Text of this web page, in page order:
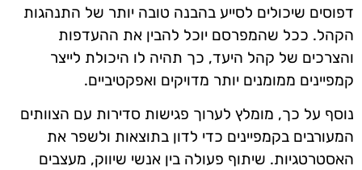
דפוסים שיכולים לסייע בהבנה טובה יותר של התנהגות
הקהל. ככל שהמפרסם יוכל להבין את ההעדפות
והצרכים של קהל היעד, כך תהיה לו היכולת לייצר
קמפיינים ממומנים יותר מדויקים ואפקטיביים.
נוסף על כך, מומלץ לערוך פגישות סדירות עם הצוותים
המעורבים בקמפיינים כדי לדון בתוצאות ולשפר את
האסטרטגיות. שיתוף פעולה בין אנשי שיווק, מעצבים